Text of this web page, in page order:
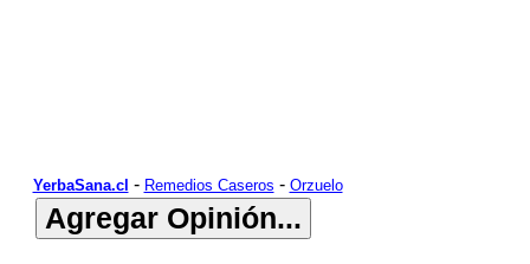
YerbaSana.cl - Remedios Caseros - Orzuelo